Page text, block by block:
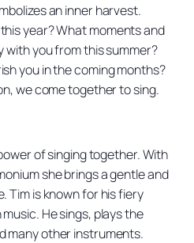
an inner harvest.
year? What moments and
with you from this summer?
you in the coming months?
we come together to sing.
of singing together. With
she brings a gentle and
Tim is known for his fiery
He sings, plays the
many other instruments.